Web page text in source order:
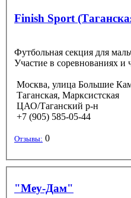
Finish Sport
Футбольная секция для
Участие в соревнованиях и
Москва, улица Большие
Таганская, Марксистская
ЦАО/Таганский р-н
+7 (905) 585-05-44
Отзывы: 0
"Меу-Дам"